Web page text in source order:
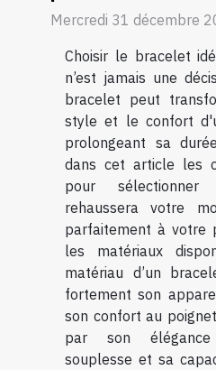
Mercredi 31 décembre
Choisir le bracelet
n’est jamais une
bracelet peut
style et le confort
prolongeant sa
dans cet article les
pour
rehaussera votre
parfaitement à votre
les matériaux
matériau d’un
fortement son
son confort au
par son
souplesse et sa